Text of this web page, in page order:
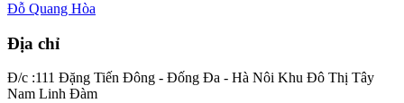
Đỗ Quang Hòa
Địa chỉ
Đ/c :111 Đặng Tiến Đông - Đống Đa - Hà Nôi Khu Đô Thị Tây
Nam Linh Đàm